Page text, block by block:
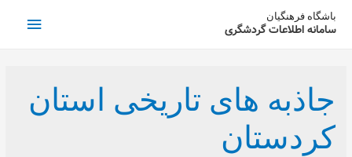
باشگاه فرهنگیان
سامانه اطلاعات گردشگری
جاذبه های تاریخی استان
کردستان